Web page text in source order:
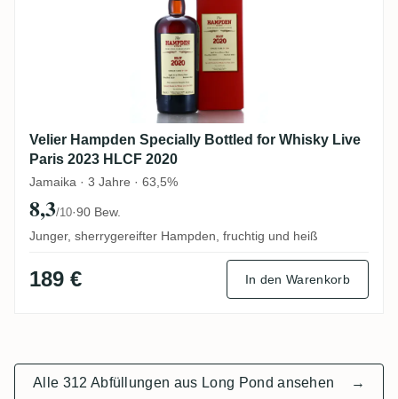
Velier Hampden Specially Bottled for Whisky Live
Paris 2023 HLCF 2020
Jamaika · 3 Jahre · 63,5%
8,3/10·90 Bew.
Junger, sherrygereifter Hampden, fruchtig und heiß
189 € In den Warenkorb
Alle 312 Abfüllungen aus Long Pond ansehen →